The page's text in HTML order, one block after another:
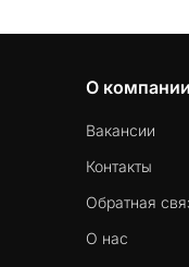
О компании
Вакансии
Контакты
Обратная
О нас